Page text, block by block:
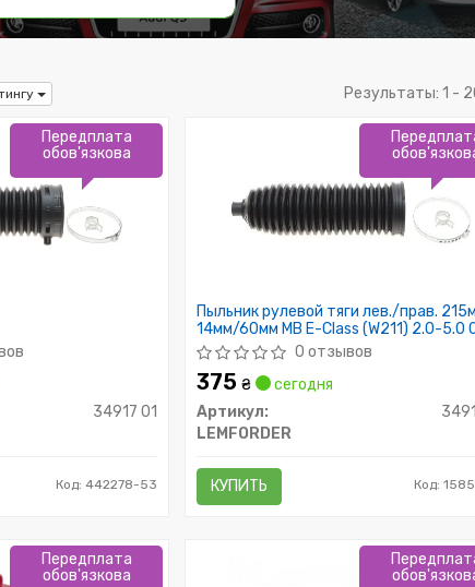
Результаты: 1 -
34917 01
Код: 442278-53
Передплата
обов'язкова
Пыльник рулевой тяги лев./прав.
14мм/60мм MB E-Class (W211) 2.0-5.0
0 отзывов
375₴
сегодня
Артикул:
LEMFORDER
КУПИТЬ Код:
Передплата
обов'язкова